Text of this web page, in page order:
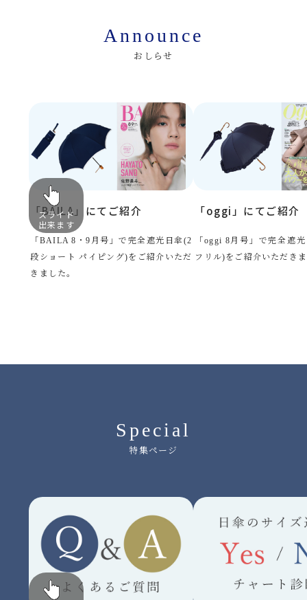
Announce
おしらせ
「BAILA」にてご紹介
「BAILA 8・9月号」で完全遮光日傘(2
段ショート パイピング)をご紹介いただ
きました。
「oggi」にてご紹介
「oggi 8月号」で完全遮
フリル)をご紹介いただき
スライド
出来ます
Special
特集ページ